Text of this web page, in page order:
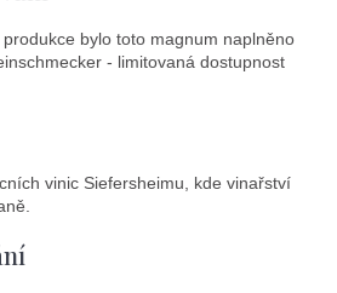
bylo toto magnum naplněno
- limitovaná dostupnost
vinic Siefersheimu, kde vinařství